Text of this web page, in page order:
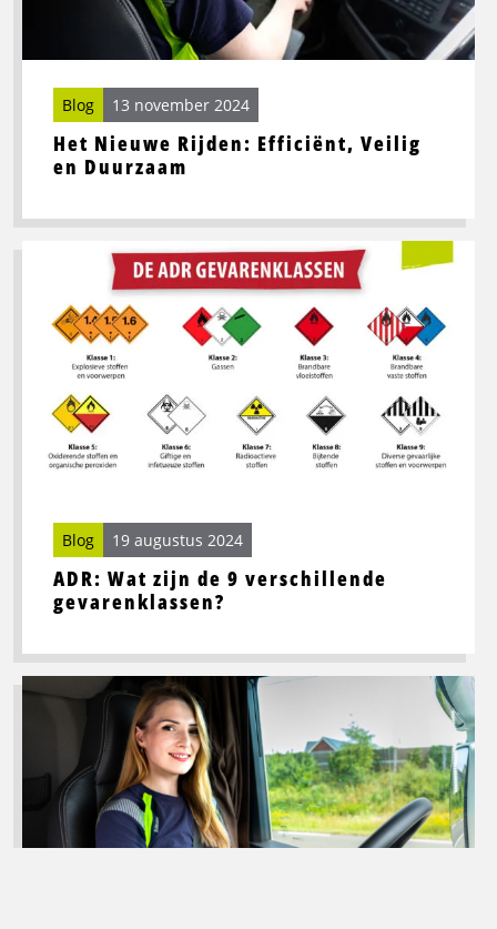
Het Nieuwe Rijden: Efficiënt, Veilig
en Duurzaam
Blog 13 november 2024
ADR: Wat zijn de 9 verschillende
gevarenklassen?
Blog 19 augustus 2024
ADR:
verschillende
Lees
Beste
wegrestaurants
Noord-